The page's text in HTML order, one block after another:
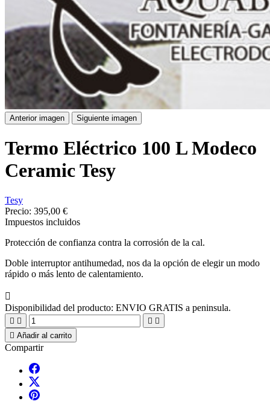
Anterior imagen Siguiente imagen
Termo Eléctrico 100 L Modeco
Ceramic Tesy
Tesy
Precio: 395,00 €
Impuestos incluidos
Protección de confianza contra la corrosión de la cal.
Doble interruptor antihumedad, nos da la opción de elegir un modo
rápido o más lento de calentamiento.

Disponibilidad del producto: ENVIO GRATIS a peninsula.
   
 Añadir al carrito
Compartir